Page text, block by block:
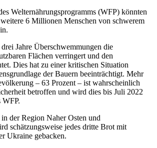
Welternährungsprogramms (WFP) könnten
weitere 6 Millionen Menschen von schwerem
Jahre Überschwemmungen die
Flächen verringert und den
Dies hat zu einer kritischen Situation
der Bauern beeinträchtigt. Mehr
– 63 Prozent – ist wahrscheinlich
betroffen und wird dies bis Juli 2022
WFP.
der Region Naher Osten und
schätzungsweise jedes dritte Brot mit
Ukraine gebacken.